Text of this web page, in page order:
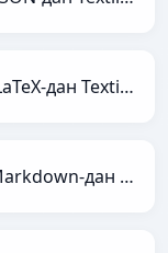
LaTeX-дан Textile-ға
Markdown-дан Textile-ға